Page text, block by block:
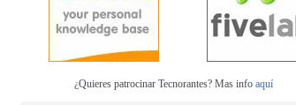
¿Quieres patrocinar Tecnorantes? Mas info aquí